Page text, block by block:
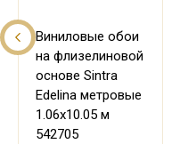
Виниловые обои
на флизелиновой
основе Sintra
Edelina метровые
1.06х10.05 м
542705